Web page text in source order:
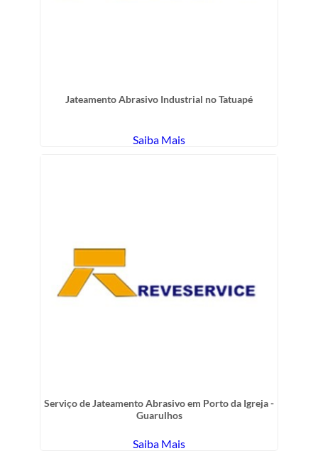
Jateamento Abrasivo Industrial no Tatuapé
Saiba Mais
Serviço de Jateamento Abrasivo em Porto da Igreja -
Guarulhos
Saiba Mais